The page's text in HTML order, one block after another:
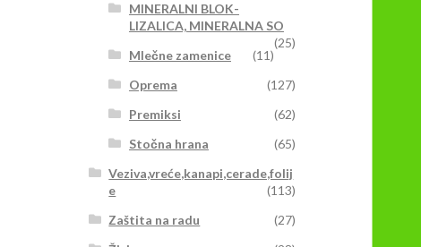
MINERALNI BLOK-
LIZALICA, MINERALNA SO
(25)
Mlečne zamenice
(11)
Oprema
(127)
Premiksi
(62)
Stočna hrana
(65)
Veziva,vreće,kanapi,cerade,folij
e
(113)
Zaštita na radu
(27)